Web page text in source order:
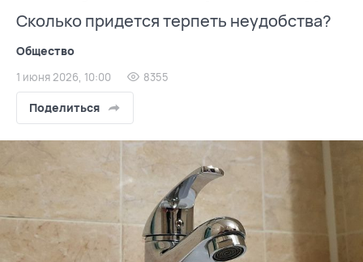
Сколько придется терпеть неудобства?
Общество
1 июня 2026, 10:00 8355
Поделиться